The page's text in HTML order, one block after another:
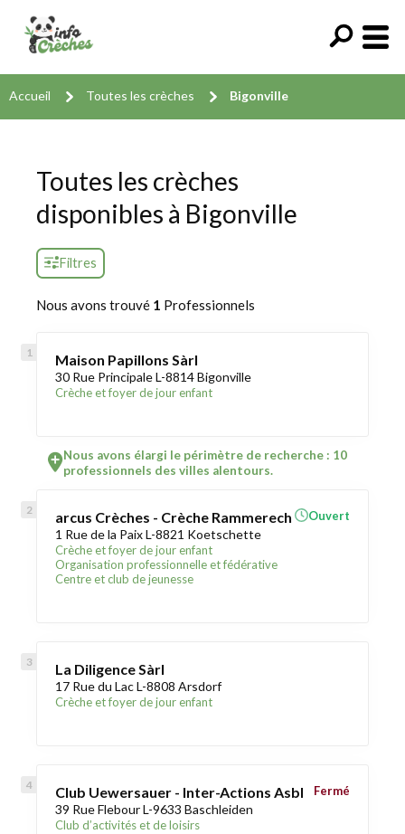
Accueil Toutes les crèches Bigonville
Toutes les crèches
disponibles à Bigonville
Filtres
Nous avons trouvé 1 Professionnels
Maison Papillons Sàrl
30 Rue Principale L-8814 Bigonville
Crèche et foyer de jour enfant
Nous avons élargi le périmètre de recherche : 10
professionnels des villes alentours.
arcus Crèches - Crèche Rammerech
1 Rue de la Paix L-8821 Koetschette
Crèche et foyer de jour enfant
Organisation professionnelle et fédérative
Centre et club de jeunesse
Ouvert
La Diligence Sàrl
17 Rue du Lac L-8808 Arsdorf
Crèche et foyer de jour enfant
Club Uewersauer - Inter-Actions Asbl
39 Rue Flebour L-9633 Baschleiden
Club d’activités et de loisirs
Fermé